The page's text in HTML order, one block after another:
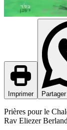
Imprimer
Prières pour le
Rav Eliezer